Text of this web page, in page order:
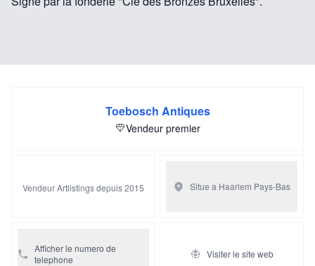
Toebosch Antiques
Vendeur premier
Vendeur Artlistings depuis 2015 Situe a Haarlem Pays-Bas
Afficher le numero de
telephone
Visiter le site web